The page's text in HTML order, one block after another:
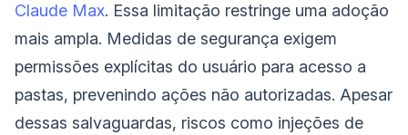
Claude Max. Essa limitação restringe uma adoção
mais ampla. Medidas de segurança exigem
permissões explícitas do usuário para acesso a
pastas, prevenindo ações não autorizadas. Apesar
dessas salvaguardas, riscos como injeções de